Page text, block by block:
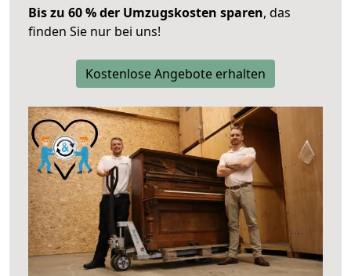
Bis zu 60 % der Umzugskosten sparen, das
finden Sie nur bei uns!
Kostenlose Angebote erhalten